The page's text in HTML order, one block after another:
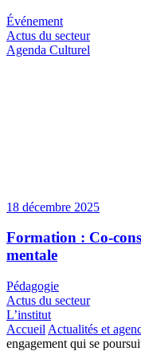
Événement
Actus du secteur
Agenda Culturel
18 décembre 2025
Formation : Co-
mentale
Pédagogie
Actus du secteur
L’institut
Accueil Actualités et
engagement qui se